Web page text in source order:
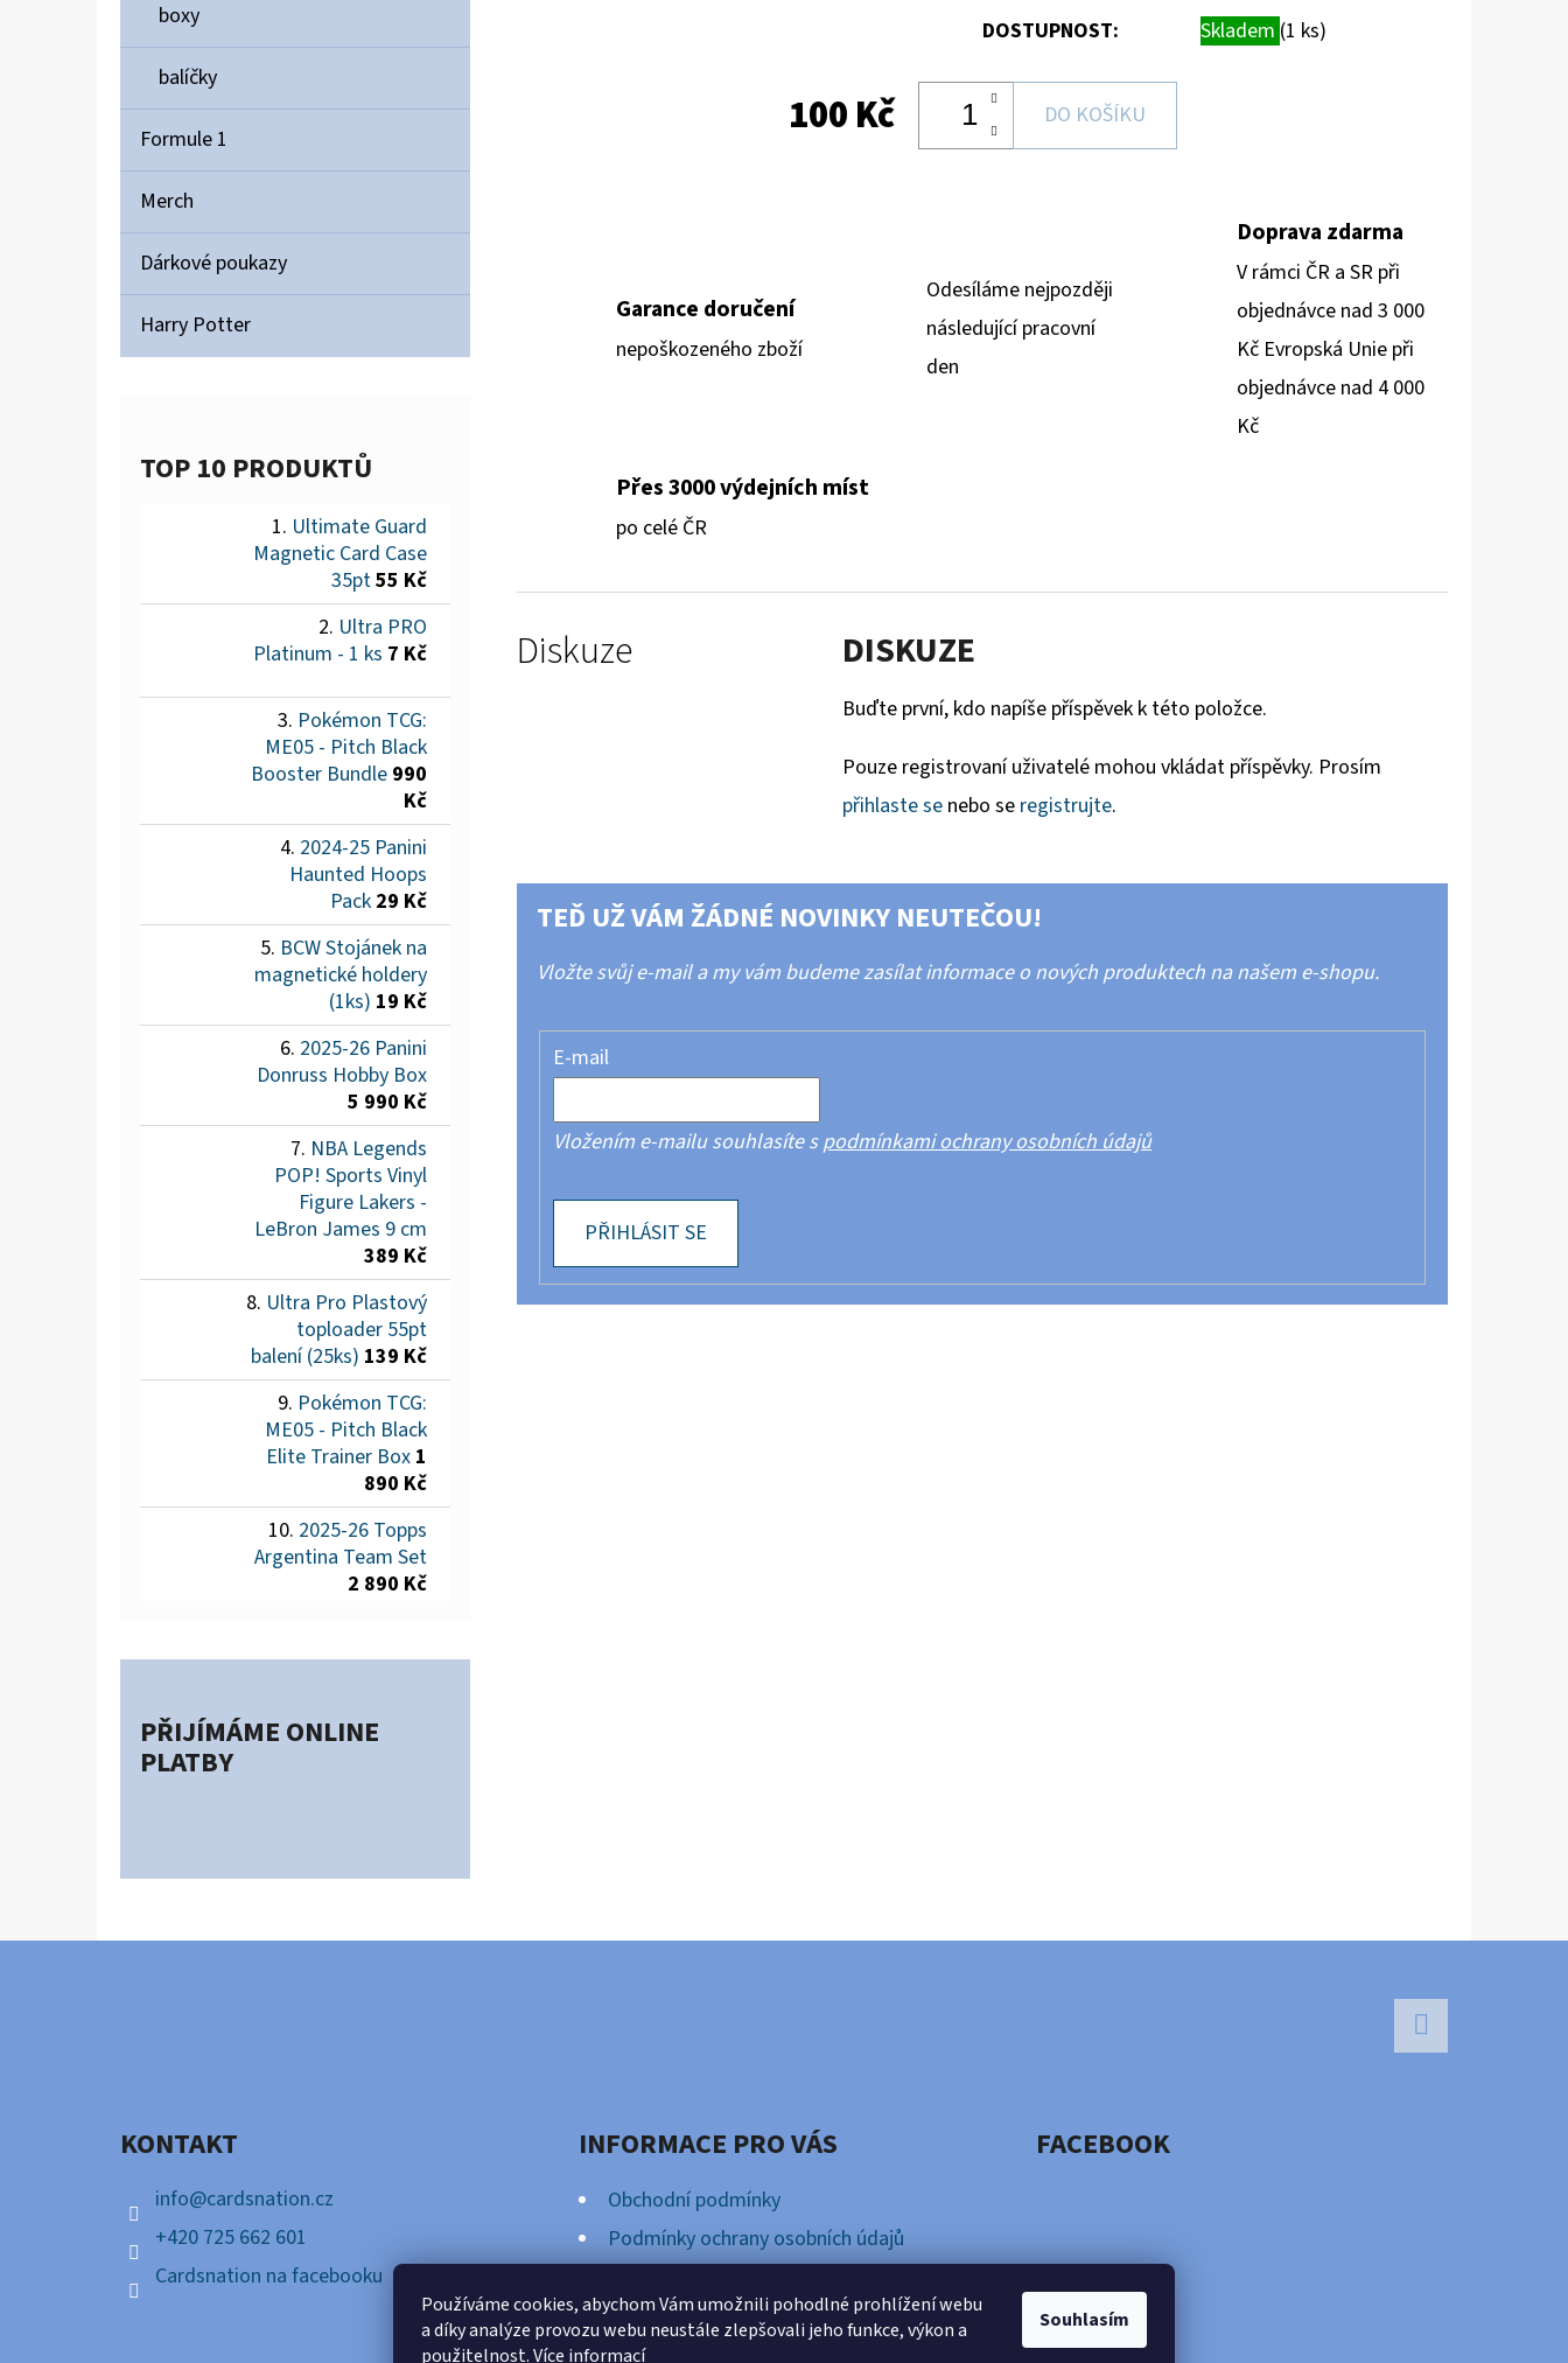
Používáme cookies, abychom Vám umožnili pohodlné prohlížení webu
a díky analýze provozu webu neustále zlepšovali jeho funkce, výkon a
použitelnost.Více informací
Souhlasím
boxy
balíčky
Formule 1
Merch
Dárkové poukazy
Harry Potter
TOP 10 PRODUKTŮ
Ultimate Guard
Magnetic Card Case
35pt55 Kč
Ultra PRO
Platinum - 1 ks 7 Kč
Pokémon TCG:
ME05 - Pitch Black
Booster Bundle 990
Kč
2024-25 Panini
Haunted Hoops
Pack 29 Kč
BCW Stojánek na
magnetické holdery
(1ks) 19 Kč
2025-26 Panini
Donruss Hobby Box
5 990 Kč
NBA Legends
POP! Sports Vinyl
Figure Lakers -
LeBron James 9 cm
389 Kč
Ultra Pro Plastový
toploader 55pt
balení (25ks) 139 Kč
Pokémon TCG:
ME05 - Pitch Black
Elite Trainer Box 1
890 Kč
2025-26 Topps
Argentina Team Set
2 890 Kč
PŘIJÍMÁME ONLINE
PLATBY
DOSTUPNOST: Skladem (1 ks)
100 Kč DO KOŠÍKU
Garance doručení
nepoškozeného zboží
Odesíláme nejpozději
následující pracovní
den
Doprava zdarma
V rámci ČR a SR při
objednávce nad 3 000
Kč Evropská Unie při
objednávce nad 4 000
Kč
Přes 3000 výdejních míst
po celé ČR
Diskuze DISKUZE
Buďte první, kdo napíše příspěvek k této položce.
Pouze registrovaní uživatelé mohou vkládat příspěvky. Prosím
přihlaste se nebo se registrujte.
TEĎ UŽ VÁM ŽÁDNÉ NOVINKY NEUTEČOU!
Vložte svůj e-mail a my vám budeme zasílat informace o nových produktech na našem e-shopu.
E-mail
Vložením e-mailu souhlasíte spodmínkami ochrany osobních údajů
PŘIHLÁSIT SE
KONTAKT
info@cardsnation.cz
+420 725 662 601
Cardsnation na facebooku
INFORMACE PRO VÁS
Obchodní podmínky
Podmínky ochrany osobních údajů
FACEBOOK